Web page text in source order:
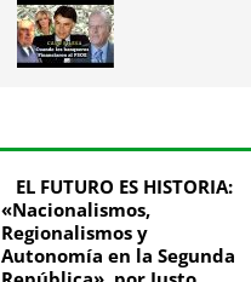
EL FUTURO ES HISTORIA:
«Nacionalismos,
Regionalismos y
Autonomía en la Segunda